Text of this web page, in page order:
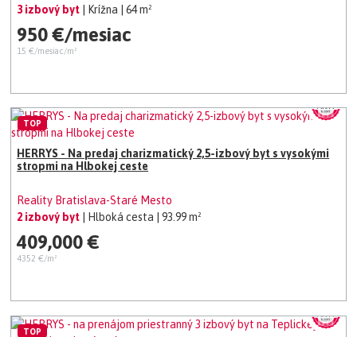
3 izbový byt | Krížna | 64 m²
950 €/mesiac
15 €/mesiac/m²
HERRYS - Na predaj charizmatický 2,5-izbový byt s vysokými
stropmi na Hlbokej ceste
Reality Bratislava-Staré Mesto
2 izbový byt
| Hlboká cesta | 93.99 m²
409,000 €
4352 €/m²
TOP
TOP